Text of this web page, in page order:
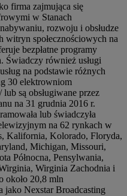
firma zajmująca się
w Stanach
rozwoju i obsłudze
społecznościowych na
bezpłatne programy
Świadczy również usługi
na podstawie różnych
30 elektrowniom
są obsługiwane przez
na 31 grudnia 2016 r.
lub świadczyła
na 62 rynkach w
Kalifornia, Kolorado, Floryda,
Michigan, Missouri,
Północna, Pensylwania,
Wirginia Zachodnia i
około 20,8 mln
jako Nexstar Broadcasting